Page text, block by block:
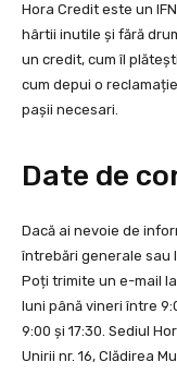
Hora Credit este un
hârtii inutile și fără
un credit, cum îl
cum depui o
pașii necesari.
Date de
Dacă ai nevoie de
întrebări generale sau
Poți trimite un e-mail la
luni până vineri între
9:00 și 17:30. Sediul
Unirii nr. 16, Clădirea